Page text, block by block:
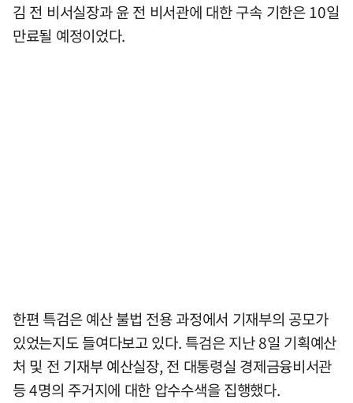
김 전 비서실장과 윤 전 비서관에 대한 구속 기한은 10일
만료될 예정이었다.
한편 특검은 예산 불법 전용 과정에서 기재부의 공모가
있었는지도 들여다보고 있다. 특검은 지난 8일 기획예산
처 및 전 기재부 예산실장, 전 대통령실 경제금융비서관
등 4명의 주거지에 대한 압수수색을 집행했다.